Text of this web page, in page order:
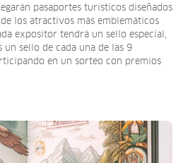
pasaportes turísticos diseñados
los atractivos más emblemáticos
expositor tendrá un sello especial,
sello de cada una de las 9
en un sorteo con premios